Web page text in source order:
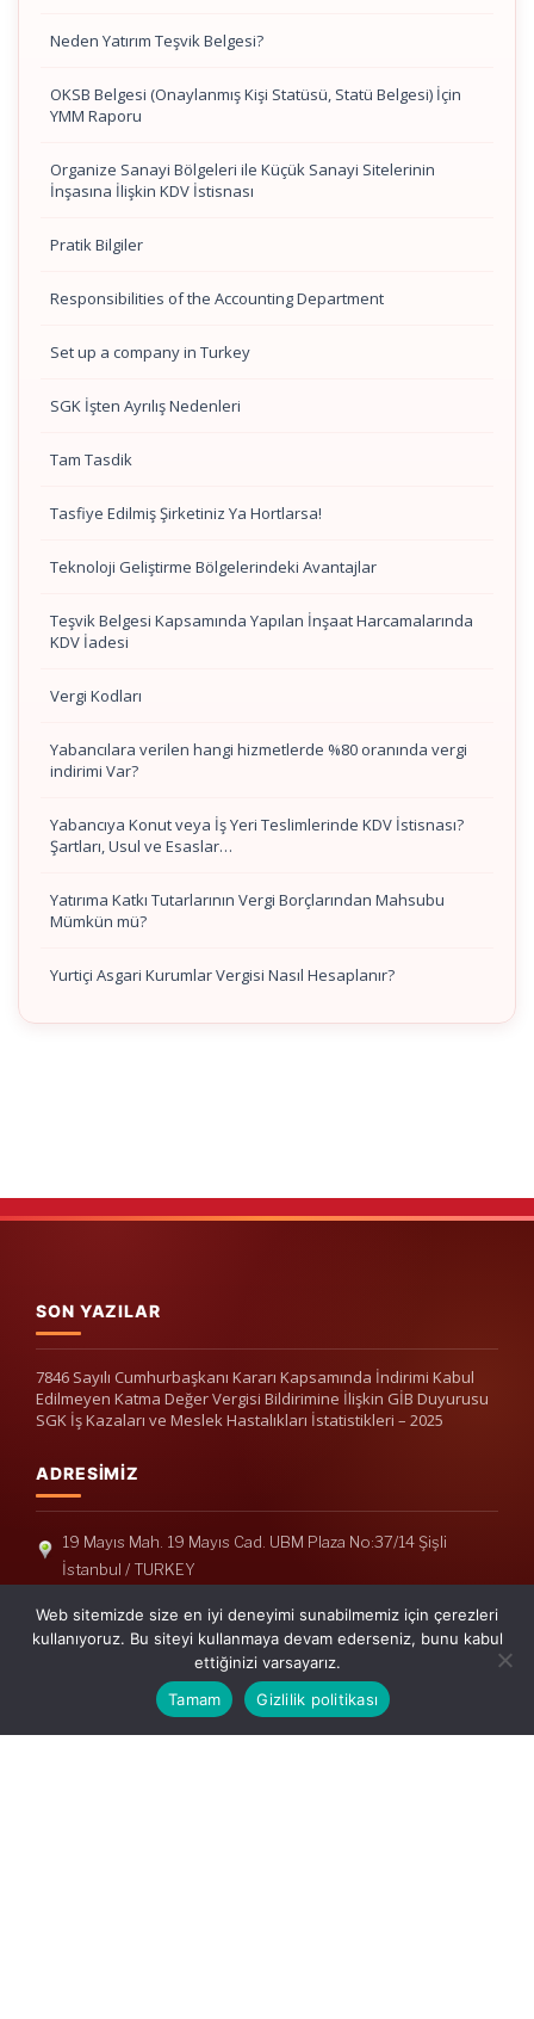
Neden Yatırım Teşvik Belgesi?
OKSB Belgesi (Onaylanmış Kişi Statüsü, Statü Belgesi) İçin
YMM Raporu
Organize Sanayi Bölgeleri ile Küçük Sanayi Sitelerinin
İnşasına İlişkin KDV İstisnası
Pratik Bilgiler
Responsibilities of the Accounting Department
Set up a company in Turkey
SGK İşten Ayrılış Nedenleri
Tam Tasdik
Tasfiye Edilmiş Şirketiniz Ya Hortlarsa!
Teknoloji Geliştirme Bölgelerindeki Avantajlar
Teşvik Belgesi Kapsamında Yapılan İnşaat Harcamalarında
KDV İadesi
Vergi Kodları
Yabancılara verilen hangi hizmetlerde %80 oranında vergi
indirimi Var?
Yabancıya Konut veya İş Yeri Teslimlerinde KDV İstisnası?
Şartları, Usul ve Esaslar…
Yatırıma Katkı Tutarlarının Vergi Borçlarından Mahsubu
Mümkün mü?
Yurtiçi Asgari Kurumlar Vergisi Nasıl Hesaplanır?
SON YAZILAR
7846 Sayılı Cumhurbaşkanı Kararı Kapsamında İndirimi Kabul
Edilmeyen Katma Değer Vergisi Bildirimine İlişkin GİB Duyurusu
SGK İş Kazaları ve Meslek Hastalıkları İstatistikleri – 2025
ADRESIMIZ
19 Mayıs Mah. 19 Mayıs Cad. UBM Plaza No:37/14 Şişli
İstanbul / TURKEY
Telefon: +90(212) 240 33 39
Telefon: +90(212) 248 19 36
info@erisymm.com
Web sitemizde size en iyi deneyimi sunabilmemiz için çerezleri
kullanıyoruz. Bu siteyi kullanmaya devam ederseniz, bunu kabul
ettiğinizi varsayarız.
Tamam
Gizlilik politikası